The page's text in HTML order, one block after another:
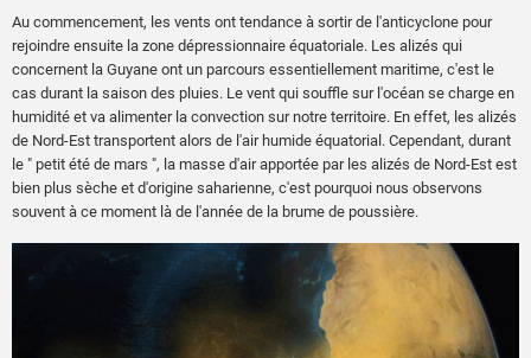
Au commencement, les vents ont tendance à sortir de l'anticyclone pour
rejoindre ensuite la zone dépressionnaire équatoriale. Les alizés qui
concernent la Guyane ont un parcours essentiellement maritime, c'est le
cas durant la saison des pluies. Le vent qui souffle sur l'océan se charge en
humidité et va alimenter la convection sur notre territoire. En effet, les alizés
de Nord-Est transportent alors de l'air humide équatorial. Cependant, durant
le " petit été de mars ", la masse d'air apportée par les alizés de Nord-Est est
bien plus sèche et d'origine saharienne, c'est pourquoi nous observons
souvent à ce moment là de l'année de la brume de poussière.